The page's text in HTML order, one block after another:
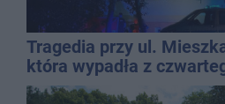
Tragedia przy ul.
która wypadła z